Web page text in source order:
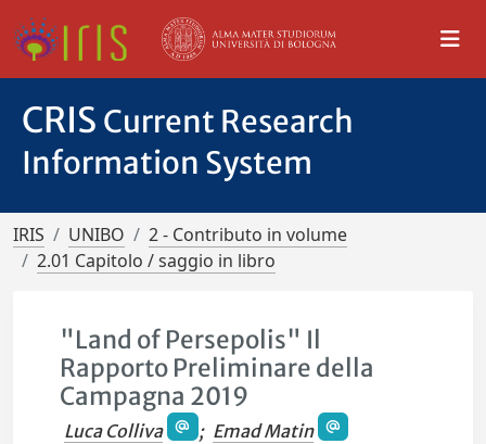
CRIS Current Research
Information System
IRIS UNIBO
2 - Contributo in volume
2.01 Capitolo / saggio in libro
"Land of Persepolis" Il
Rapporto Preliminare della
Campagna 2019
Luca Colliva ; Emad Matin